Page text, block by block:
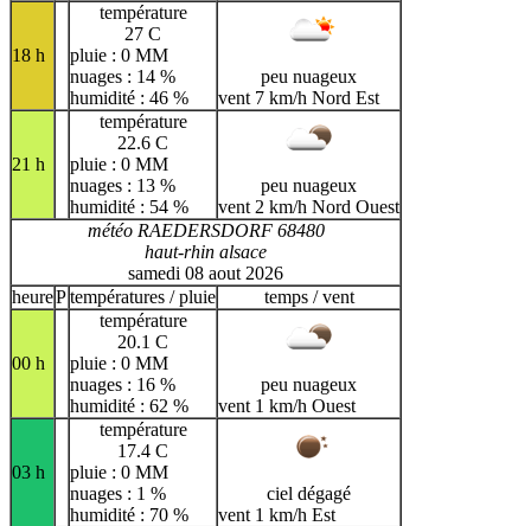
18 h
température
27 C
pluie : 0 MM
nuages : 14 %
humidité : 46 %
peu nuageux
vent 7 km/h Nord Est
21 h
température
22.6 C
pluie : 0 MM
nuages : 13 %
humidité : 54 %
peu nuageux
vent 2 km/h Nord Ouest
météo RAEDERSDORF 68480
haut-rhin alsace
samedi 08 aout 2026
heurePtempératures / pluie temps / vent
00 h
température
20.1 C
pluie : 0 MM
nuages : 16 %
humidité : 62 %
peu nuageux
vent 1 km/h Ouest
03 h
température
17.4 C
pluie : 0 MM
nuages : 1 %
humidité : 70 %
ciel dégagé
vent 1 km/h Est